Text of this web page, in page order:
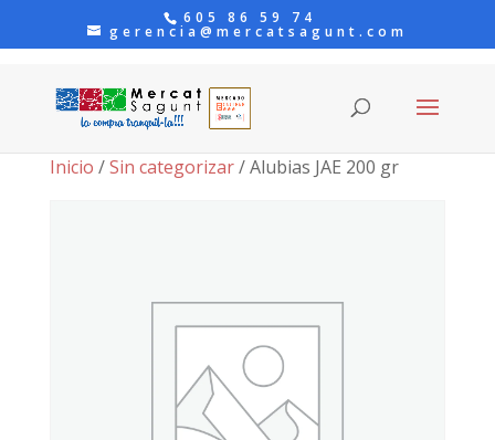
605 86 59 74
gerencia@mercatsagunt.com
Inicio /Sin categorizar/ Alubias JAE 200 gr